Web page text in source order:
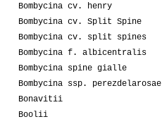
Bombycina cv. henry
Bombycina cv. Split Spine
Bombycina cv. split spines
Bombycina f. albicentralis
Bombycina spine gialle
Bombycina ssp. perezdelarosae
Bonavitii
Boolii